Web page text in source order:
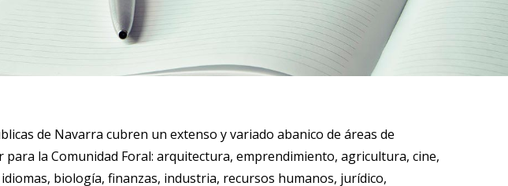
de Navarra cubren un extenso y variado abanico de áreas de
la Comunidad Foral: arquitectura, emprendimiento, agricultura, cine,
biología, finanzas, industria, recursos humanos, jurídico,